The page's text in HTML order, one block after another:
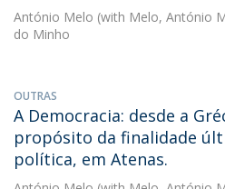
António Melo (with Melo, António
do Minho
OUTRAS
A Democracia: desde a
propósito da finalidade
política, em Atenas.